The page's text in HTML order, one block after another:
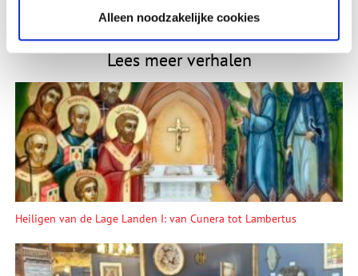
Alleen noodzakelijke cookies
Lees meer verhalen
Heiligen van de Lage Landen I: van Cunera tot Lambertus